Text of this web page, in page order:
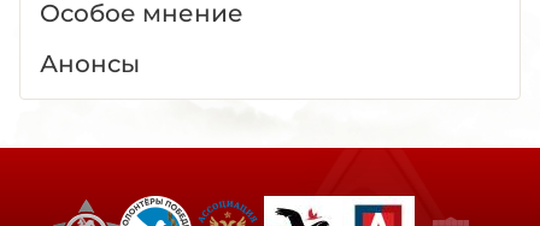
Особое мнение
Анонсы